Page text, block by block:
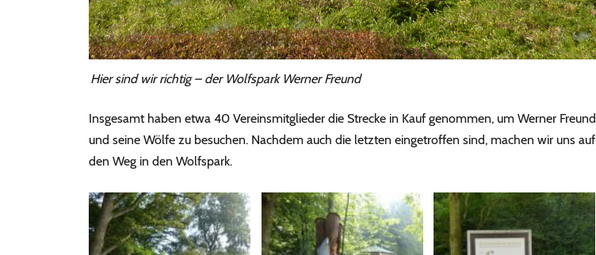
Hier sind wir richtig – der Wolfspark Werner Freund
Insgesamt haben etwa 40 Vereinsmitglieder die Strecke in Kauf genommen, um Werner Freund
und seine Wölfe zu besuchen. Nachdem auch die letzten eingetroffen sind, machen wir uns auf
den Weg in den Wolfspark.